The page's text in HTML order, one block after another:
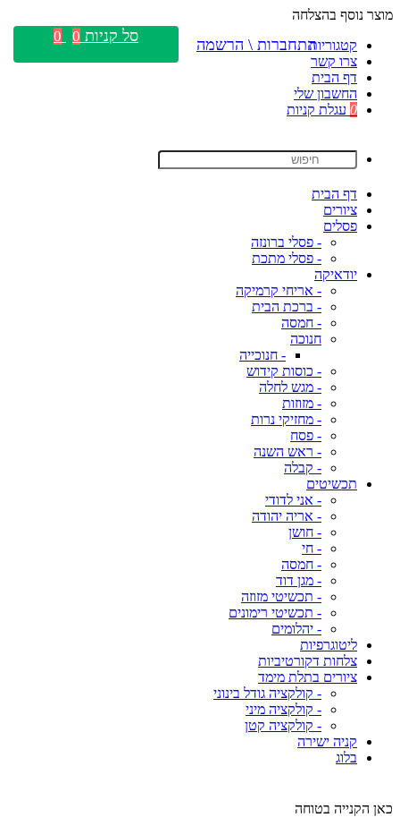
מוצר נוסף בהצלחה
קטגוריות
צרו קשר
דף הבית
החשבון שלי
0 עגלת קניות
דף הבית
ציורים
פסלים
- פסלי ברונזה
- פסלי מתכת
יודאיקה
- אריחי קרמיקה
- ברכת הבית
- חמסה
חנוכה
- חנוכייה
- כוסות קידוש
- מגש לחלה
- מזוזות
- מחזיקי נרות
- פסח
- ראש השנה
- קבלה
תכשיטים
- אני לדודי
- אריה יהודה
- חושן
- חי
- חמסה
- מגן דוד
- תכשיטי מזוזה
- תכשיטי רימונים
- יהלומים
ליטוגרפיות
צלחות דקורטיביות
ציורים בתלת מימד
- קולקציה גודל בינוני
- קולקציה מיני
- קולקציה קטן
קניה ישירה
בלוג
כאן הקנייה בטוחה
התחברות \ הרשמה סל קניות 0
0